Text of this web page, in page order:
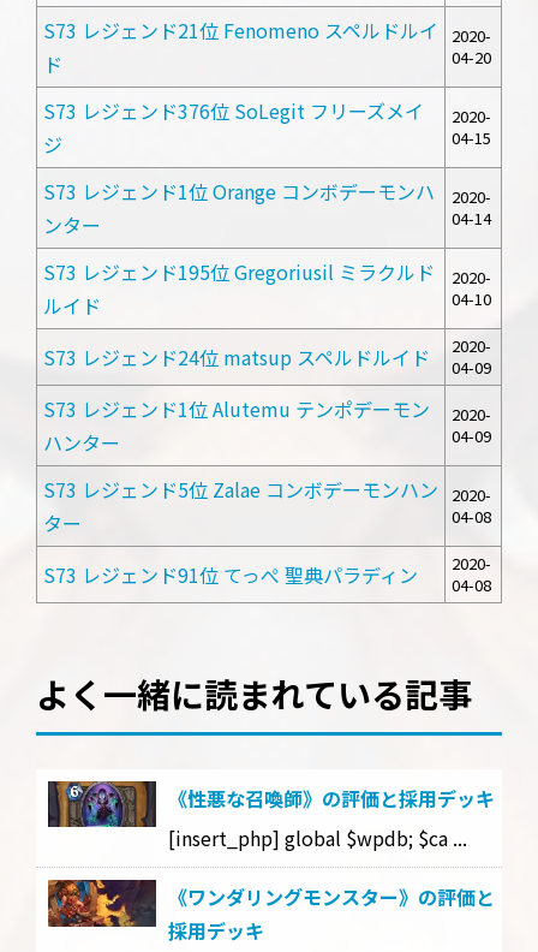
S73 レジェンド21位 Fenomeno スペルドルイ
ド
2020-
04-20
S73 レジェンド376位 SoLegit フリーズメイ
ジ
2020-
04-15
S73 レジェンド1位 Orange コンボデーモンハ
ンター
2020-
04-14
S73 レジェンド195位 Gregoriusil ミラクルド
ルイド
2020-
04-10
S73 レジェンド24位 matsup スペルドルイド
2020-
04-09
S73 レジェンド1位 Alutemu テンポデーモン
ハンター
2020-
04-09
S73 レジェンド5位 Zalae コンボデーモンハン
ター
2020-
04-08
S73 レジェンド91位 てっぺ 聖典パラディン
2020-
04-08
よく一緒に読まれている記事
《性悪な召喚師》の評価と採用デッキ
[insert_php] global $wpdb; $ca ...
《ワンダリングモンスター》の評価と
採用デッキ